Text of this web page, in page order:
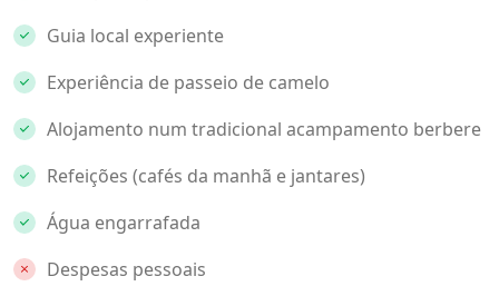
Guia local experiente
Experiência de passeio de camelo
Alojamento num tradicional acampamento berbere
Refeições (cafés da manhã e jantares)
Água engarrafada
Despesas pessoais